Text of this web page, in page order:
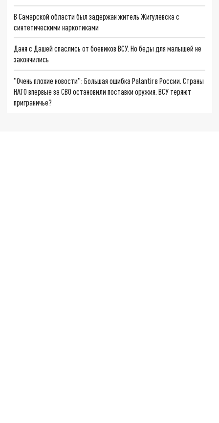
В Самарской области был задержан житель Жигулевска с
синтетическими наркотиками
Даня с Дашей спаслись от боевиков ВСУ. Но беды для малышей не
закончились
"Очень плохие новости": Большая ошибка Palantir в России. Страны
НАТО впервые за СВО остановили поставки оружия. ВСУ теряют
приграничье?